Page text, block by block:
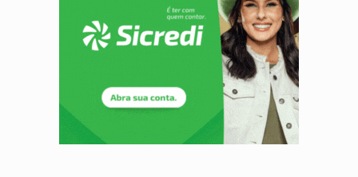
EMPREENDEDORISMO: 7 negócios que podem começar com pouco dinheiro e
GIGANTE DA AMÉRICA: Brasil reúne dimensão continental e posição
10 dicas importantes para quem quer
VARCENA:Cientistas descobrem nova espécie de rã em florestas
BARGANHA: Vai comprar celular usado? Veja como consultar o